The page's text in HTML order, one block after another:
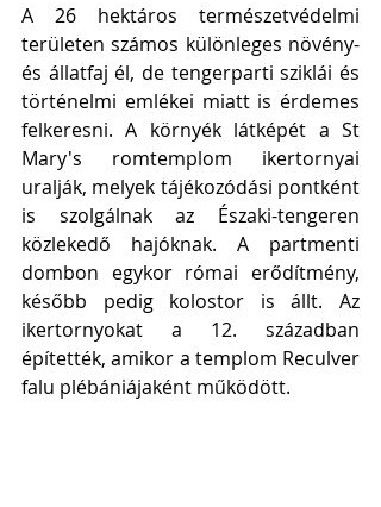
A 26 hektáros természetvédelmi
területen számos különleges növény-
és állatfaj él, de tengerparti sziklái és
történelmi emlékei miatt is érdemes
felkeresni. A környék látképét a St
Mary's romtemplom ikertornyai
uralják, melyek tájékozódási pontként
is szolgálnak az Északi-tengeren
közlekedő hajóknak. A partmenti
dombon egykor római erődítmény,
később pedig kolostor is állt. Az
ikertornyokat a 12. században
építették, amikor a templom Reculver
falu plébániájaként működött.